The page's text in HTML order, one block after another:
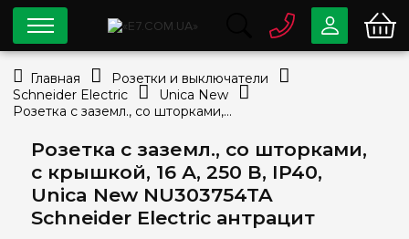
Розетка с заземл., со шторками,
с крышкой, 16 А, 250 В, IP40,
Unica New NU303754TA
Schneider Electric антрацит
0 80033-63-07
info@e7.com.ua
Viber Telegram
Главная
Розетки и выключатели
Schneider Electric
Unica New
Розетка с заземл., со шторками, с крышкой, 16 А, 250 В, IP40, Unica New NU303754TA Schneider Electric антрацит